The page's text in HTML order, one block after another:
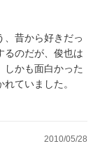
、昔から好きだっ
るのだが、俊也は
かも面白かった
ていました。
2010/05/28